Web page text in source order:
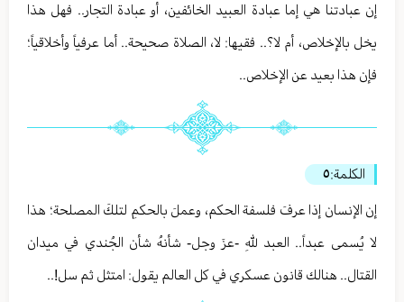
إن عبادتنا هي إما عبادة العبيد الخائفين، أو عبادة التجار.. فهل هذا
يخل بالإخلاص، أم لا؟.. فقيها: لا، الصلاة صحيحة.. أما عرفياً وأخلاقياً؛
فإن هذا بعيد عن الإخلاص..
الكلمة:٥
إن الإنسان إذا عرفَ فلسفة الحكم، وعملَ بالحكمِ لتلكَ المصلحة؛ هذا
لا يُسمى عبداً.. العبد للهِ -عزَ وجل- شأنهُ شأن الجُندي في ميدان
القتال.. هنالك قانون عسكري في كل العالم يقول: امتثل ثم سل!..